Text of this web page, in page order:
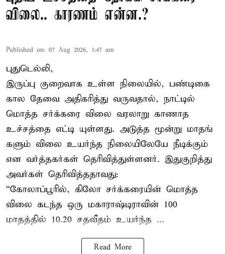
விலை.. காரணம் என்ன.?
Published on: 07 Aug 2026, 1:47 am
புதுடெல்லி,
இருப்பு குறைவாக உள்ள நிலையில், பண்டிகை
கால தேவை அதிகரித்து வருவதால், நாட்டில்
மொத்த சர்க்கரை விலை வரலாறு காணாத
உச்சத்தை எட்டி யுள்ளது. அடுத்த மூன்று மாதங்
களும் விலை உயர்ந்த நிலையிலேயே நீடிக்கும்
என வர்த்தகர்கள் தெரிவித்துள்ளனர். இதுகுறித்து
அவர்கள் தெரிவித்ததாவது:
“கோலாப்பூரில், கிலோ சர்க்கரையின் மொத்த
விலை கடந்த ஒரு மகாராஷ்டிராவின் 100
மாதத்தில் 10.20 சதவீதம் உயர்ந்த ...
Read More